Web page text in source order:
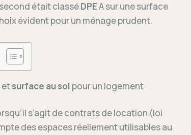
était classéDPEA sur une surface
évident pour un ménage prudent.
etsurface au sol pour un logement
s’agit de contrats de location (loi
des espaces réellement utilisables au